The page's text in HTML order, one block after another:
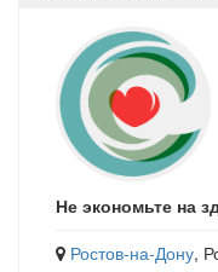
Не экономьте на
Ростов-на-Дону,